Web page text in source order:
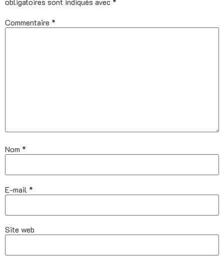
Commentaire *
Nom *
E-mail *
Site web